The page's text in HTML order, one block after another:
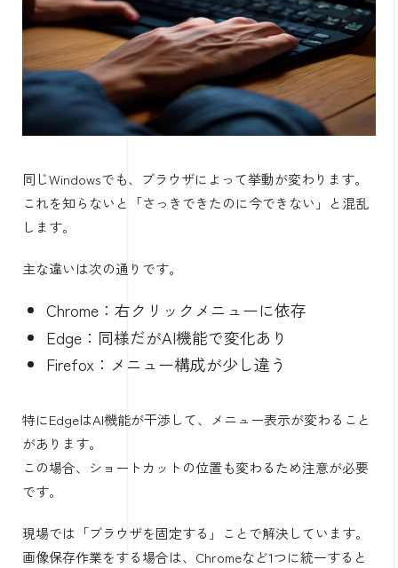
同じWindowsでも、ブラウザによって挙動が変わります。
これを知らないと「さっきできたのに今できない」と混乱
します。
主な違いは次の通りです。
Chrome：右クリックメニューに依存
Edge：同様だがAI機能で変化あり
Firefox：メニュー構成が少し違う
特にEdgeはAI機能が干渉して、メニュー表示が変わること
があります。
この場合、ショートカットの位置も変わるため注意が必要
です。
現場では「ブラウザを固定する」ことで解決しています。
画像保存作業をする場合は、Chromeなど1つに統一すると